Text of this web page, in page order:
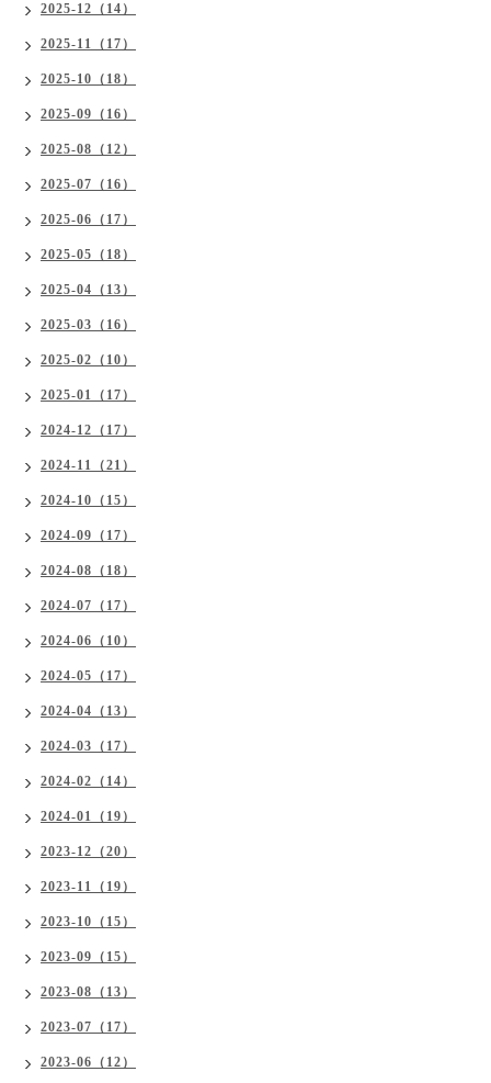
2025-12（14）
2025-11（17）
2025-10（18）
2025-09（16）
2025-08（12）
2025-07（16）
2025-06（17）
2025-05（18）
2025-04（13）
2025-03（16）
2025-02（10）
2025-01（17）
2024-12（17）
2024-11（21）
2024-10（15）
2024-09（17）
2024-08（18）
2024-07（17）
2024-06（10）
2024-05（17）
2024-04（13）
2024-03（17）
2024-02（14）
2024-01（19）
2023-12（20）
2023-11（19）
2023-10（15）
2023-09（15）
2023-08（13）
2023-07（17）
2023-06（12）